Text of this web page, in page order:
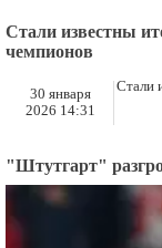
Стали известны
чемпионов
30 января
2026 14:31
Стали
"Штутгарт"